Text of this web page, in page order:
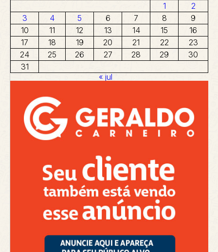
1
2
3
4 5 6 7 8
9
10
11 12 13 14 15
16
17
18 19 20 21 22
23
24
25 26 27 28 29
30
31
« jul